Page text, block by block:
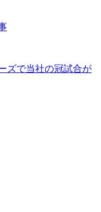
ズで当社の冠試合が